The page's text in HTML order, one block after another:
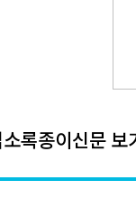
록종이신문 보